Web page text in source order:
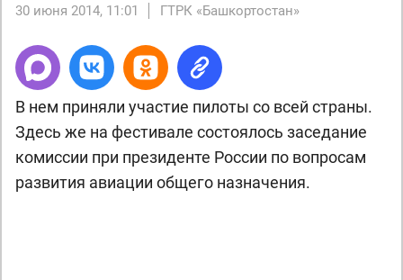
30 июня 2014, 11:01 ГТРК «Башкортостан»
В нем приняли участие пилоты со всей страны.
Здесь же на фестивале состоялось заседание
комиссии при президенте России по вопросам
развития авиации общего назначения.